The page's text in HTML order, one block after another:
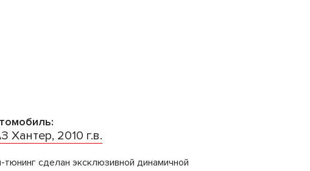
Хантер, 2010 г.в.
тюнинг сделан эксклюзивной динамичной